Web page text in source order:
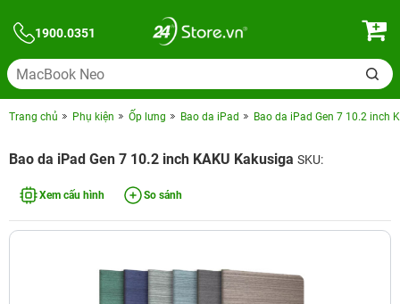
1900.0351
Trang chủ Phụ kiện Ốp lưng Bao da iPad Bao da iPad Gen 7 10.2 inch
Bao da iPad Gen 7 10.2 inch KAKU Kakusiga SKU:
Xem cấu hình So sánh